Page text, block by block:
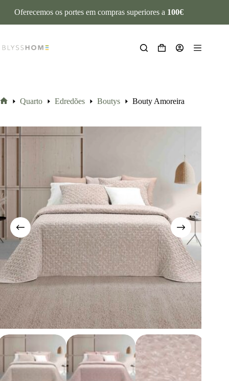
Oferecemos os portes em compras superiores a 100€
Quarto Edredões Boutys Bouty Amoreira